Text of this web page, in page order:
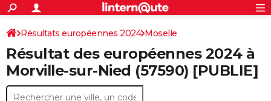
ACTUALITÉS
Politique
Société
Faits Divers
Education
Monde
Villes
+
SPORT
Coupe du monde 2026
Football
Tennis
Cyclisme
Rugby
Forum
CULTURE
Programme TV
TNT
Streaming
Cinéma
Sorties cinéma
Musique
+
FINANCE
S'inscrire
Connexion
Résultats européennes 2024 Moselle
Résultat des européennes 2024 à
Morville-sur-Nied (57590) [PUBLIE]